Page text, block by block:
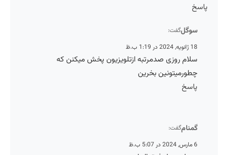
پاسخ
سوگلگفت:
18 ژانویه, 2024 در 1:19 ب.ظ
سلام روزی صدمرتبه ازتلویزیون پخش میکنن که
چطورمیتونین بخرین
پاسخ
گمنامگفت:
6 مارس, 2024 در 5:07 ب.ظ